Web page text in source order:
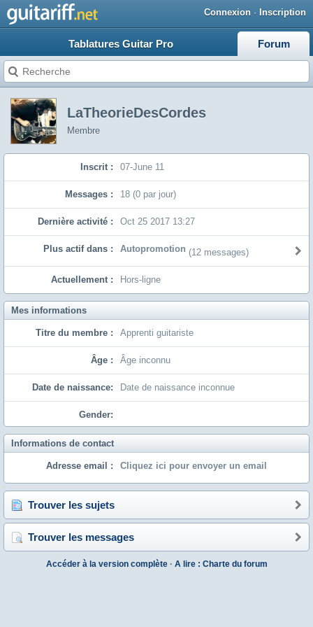
Connexion · Inscription
Tablatures Guitar Pro Forum
LaTheorieDesCordes
Membre
Inscrit : 07-June 11
Messages : 18 (0 par jour)
Dernière activité : Oct 25 2017 13:27
Plus actif dans : Autopromotion (12 messages)
Actuellement : Hors-ligne
Mes informations
Titre du membre : Apprenti guitariste
Âge : Âge inconnu
Date de naissance: Date de naissance inconnue
Gender:
Informations de contact
Adresse email : Cliquez ici pour envoyer un email
Trouver les sujets
Trouver les messages
Accéder à la version complète· A lire : Charte du forum